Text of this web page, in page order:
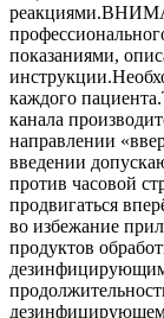
показаниями,
каждого
канала
направлении
введении
против часовой
продвигаться
во избежание
продуктов
дезинфицирующем